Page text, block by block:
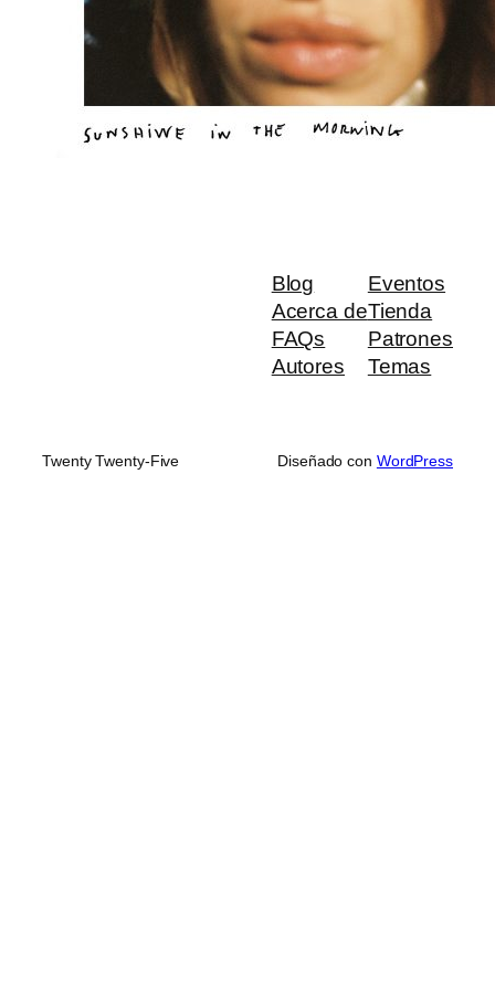
Blog
Acerca de
FAQs
Autores
Eventos
Tienda
Patrones
Temas
Twenty Twenty-Five Diseñado con WordPress